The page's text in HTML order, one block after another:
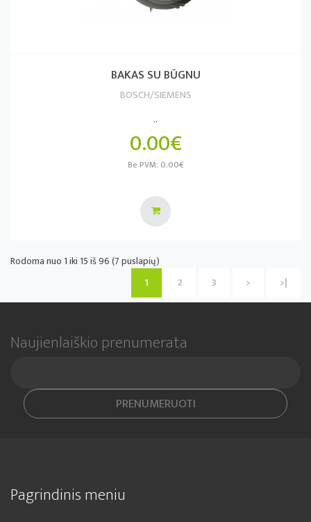
BAKAS SU BŪGNU
BOSCH/SIEMENS
..
0.00€
Be PVM: 0.00€
Rodoma nuo 1 iki 15 iš 96 (7 puslapių)
1
2 3 > >|
Naujienlaiškio prenumerata
PRENUMERUOTI
Pagrindinis meniu